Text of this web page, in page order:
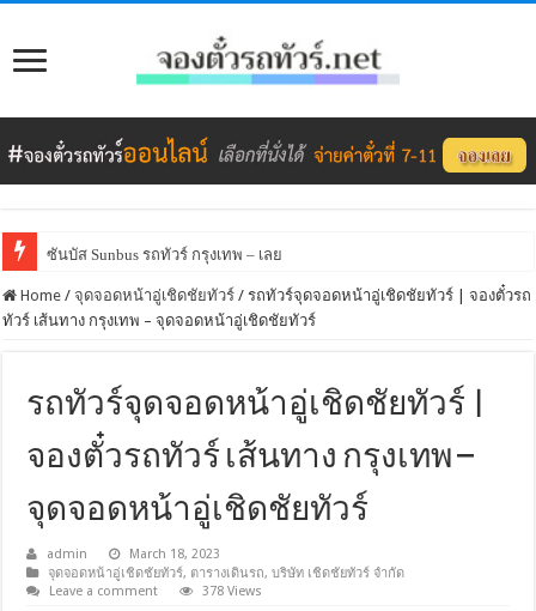
ซันบัส Sunbus รถทัวร์ กรุงเทพ – เลย
ภูกระดึงทัวร์ (กรุงเทพ – เลย) – จองตั๋วรถทัวร์ภูกระดึงทัวร์
Home / จุดจอดหน้าอู่เชิดชัยทัวร์ / รถทัวร์จุดจอดหน้าอู่เชิดชัยทัวร์ | จองตั๋วรถ
ทัวร์ เส้นทาง กรุงเทพ – จุดจอดหน้าอู่เชิดชัยทัวร์
รถทัวร์จุดจอดหน้าอู่เชิดชัยทัวร์ |
จองตั๋วรถทัวร์ เส้นทาง กรุงเทพ –
จุดจอดหน้าอู่เชิดชัยทัวร์
admin
March 18, 2023
จุดจอดหน้าอู่เชิดชัยทัวร์, ตารางเดินรถ,บริษัท เชิดชัยทัวร์ จำกัด
Leave a comment
378 Views